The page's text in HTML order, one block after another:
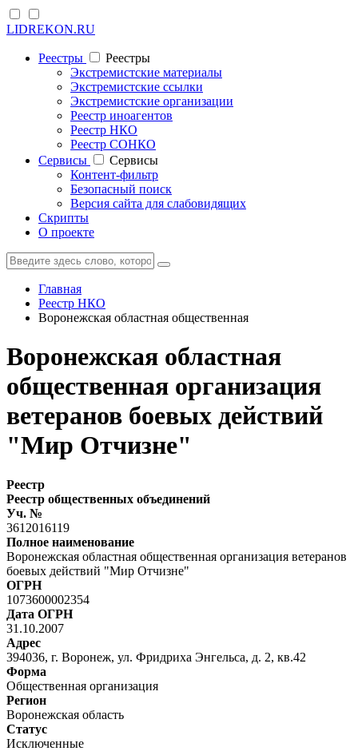
LIDREKON.RU
Реестры
Реестры
Экстремистские материалы
Экстремистские ссылки
Экстремистские организации
Реестр иноагентов
Реестр НКО
Реестр СОНКО
Cервисы
Cервисы
Контент-фильтр
Безопасный поиск
Версия сайта для слабовидящих
Скрипты
О проекте
Главная
Реестр НКО
Воронежская областная общественная
Воронежская областная
общественная организация
ветеранов боевых действий
"Мир Отчизне"
Реестр
Реестр общественных объединений
Уч. №
3612016119
Полное наименование
Воронежская областная общественная организация ветеранов
боевых действий "Мир Отчизне"
ОГРН
1073600002354
Дата ОГРН
31.10.2007
Адрес
394036, г. Воронеж, ул. Фридриха Энгельса, д. 2, кв.42
Форма
Общественная организация
Регион
Воронежская область
Статус
Исключенные